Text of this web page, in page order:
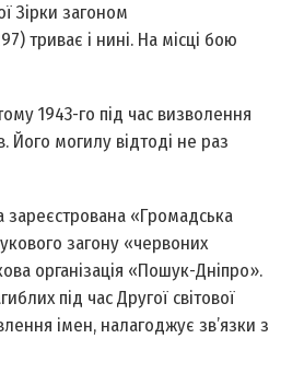
Зірки загоном
триває і нині. На місці бою
1943-го під час визволення
могилу відтоді не раз
зареєстрована «Громадська
загону «червоних
організація «Пошук-Дніпро».
під час Другої світової
імен, налагоджує зв’язки з